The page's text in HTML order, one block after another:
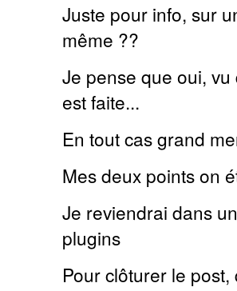
Juste pour info, sur
même ??
Je pense que oui,
est faite...
En tout cas grand
Mes deux points on
Je reviendrai dans
plugins
Pour clôturer le